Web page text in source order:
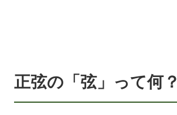
正弦の「弦」って何？